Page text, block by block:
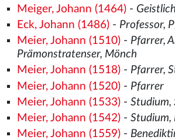
Meiger, Johann (1464)-
Eck, Johann (1486)- Professor,
Meier, Johann (1510)- Pfarrer,
Prämonstratenser, Mönch
Meier, Johann (1518)- Pfarrer,
Meier, Johann (1520)- Pfarrer
Meier, Johann (1533)- Studium,
Meier, Johann (1542)- Studium,
Meier, Johann (1559)-